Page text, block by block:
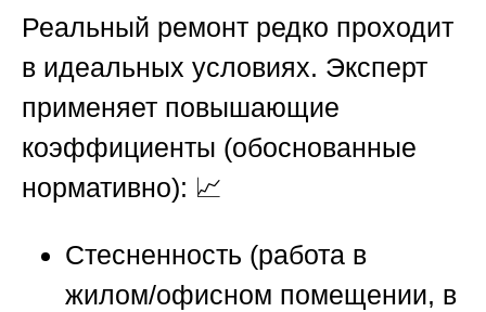
Реальный ремонт редко проходит
в идеальных условиях. Эксперт
применяет повышающие
коэффициенты (обоснованные
нормативно): 📈
Стесненность (работа в
жилом/офисном помещении, в